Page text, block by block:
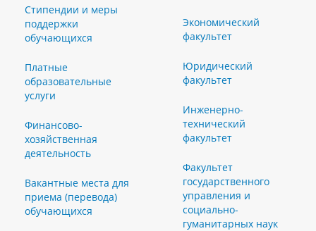
Стипендии и меры
поддержки
обучающихся
Платные
образовательные
услуги
Финансово-
хозяйственная
деятельность
Вакантные места для
приема (перевода)
обучающихся
Экономический
факультет
Юридический
факультет
Инженерно-
технический
факультет
Факультет
государственного
управления и
социально-
гуманитарных наук